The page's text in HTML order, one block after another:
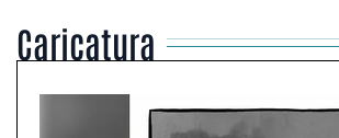
Caricatura